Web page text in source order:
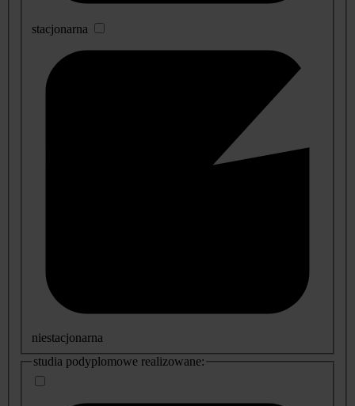
stacjonarna
niestacjonarna
studia podyplomowe realizowane: